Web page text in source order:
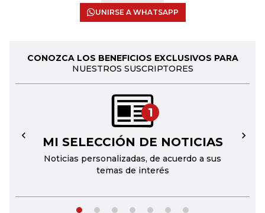
UNIRSE A WHATSAPP
CONOZCA LOS BENEFICIOS EXCLUSIVOS PARA
NUESTROS SUSCRIPTORES
1
MI SELECCIÓN DE NOTICIAS
Noticias personalizadas, de acuerdo a sus
temas de interés
← →